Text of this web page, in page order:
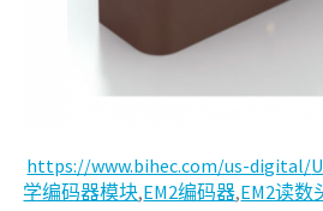
https://www.bihec.com/us-digital/
学编码器模块,EM2编码器,EM2读数